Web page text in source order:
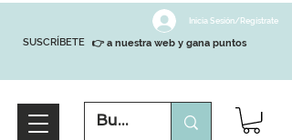
SUSCRÍBETE
Inicia Sesión/Regístrate
👉 a nuestra web y gana puntos